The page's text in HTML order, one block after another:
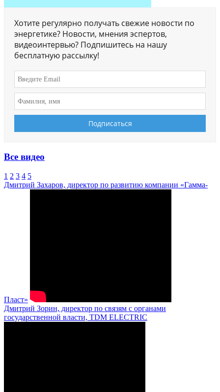
Хотите регулярно получать свежие новости по
энергетике? Новости, мнения эспертов,
видеоинтервью? Подпишитесь на нашу
бесплатную рассылку!
Все видео
1 2 3 4 5
Дмитрий Захаров, директор по развитию компании «Гамма-
Пласт»
Дмитрий Зорин, директор по связям с органами
государственной власти, TDM ELECTRIC